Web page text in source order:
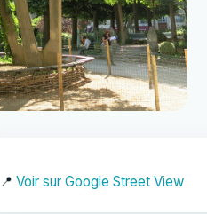
📍Voir sur Google Street View